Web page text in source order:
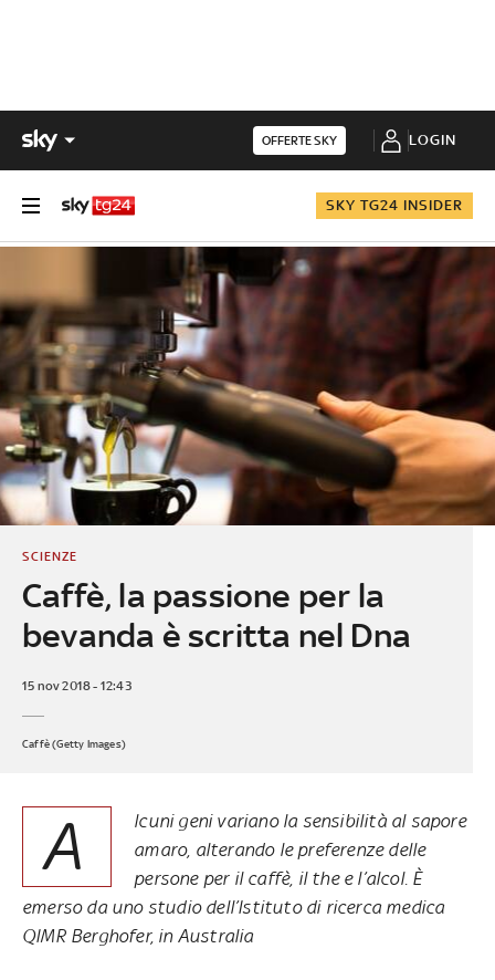
OFFERTE SKY LOGIN
SKY TG24 INSIDER
Caffè, la passione per la
bevanda è scritta nel Dna
SCIENZE
15 nov 2018 - 12:43
Caffè (Getty Images)
A
lcuni geni variano la sensibilità al sapore
amaro, alterando le preferenze delle
persone per il caffè, il the e l’alcol. È
emerso da uno studio dell’Istituto di ricerca medica
QIMR Berghofer, in Australia